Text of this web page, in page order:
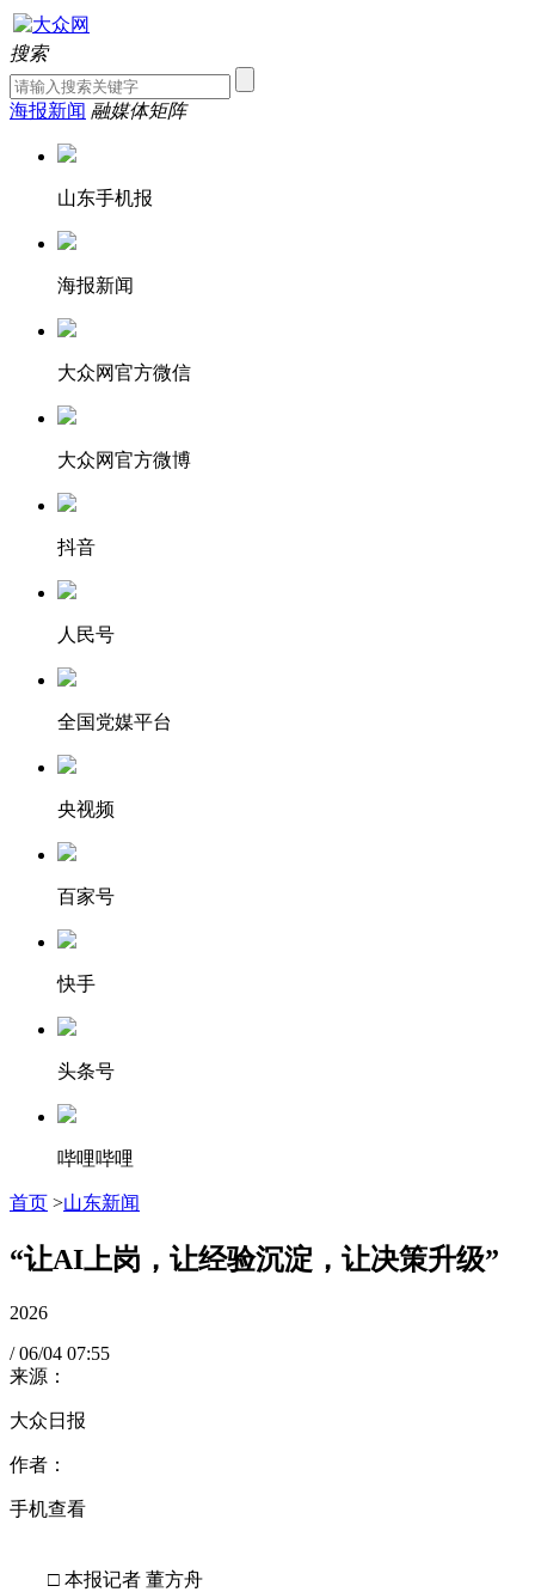
搜索
海报新闻 融媒体矩阵
山东手机报
海报新闻
大众网官方微信
大众网官方微博
抖音
人民号
全国党媒平台
央视频
百家号
快手
头条号
哔哩哔哩
首页 >山东新闻
“让AI上岗，让经验沉淀，让决策升级”
2026
/ 06/04 07:55
来源：
大众日报
作者：
手机查看
□ 本报记者 董方舟